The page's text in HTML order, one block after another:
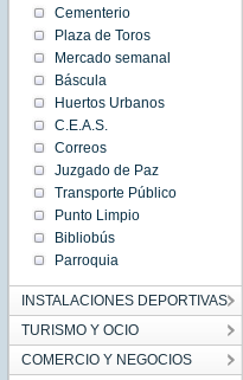
Cementerio
Plaza de Toros
Mercado semanal
Báscula
Huertos Urbanos
C.E.A.S.
Correos
Juzgado de Paz
Transporte Público
Punto Limpio
Bibliobús
Parroquia
INSTALACIONES DEPORTIVAS
TURISMO Y OCIO
COMERCIO Y NEGOCIOS